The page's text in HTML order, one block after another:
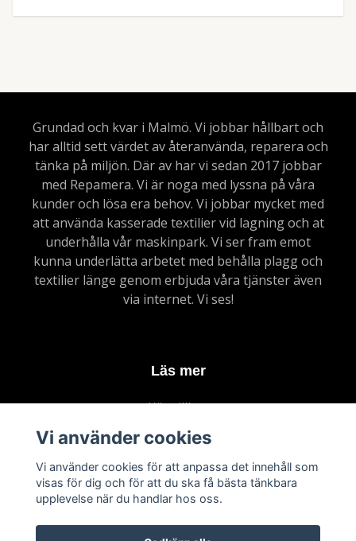
Grundad och kvar i Malmö. Vi jobbar hållbart och
har alltid sett värdet av återanvända, reparera och
tänka på miljön. Där av har vi sedan 2017 jobbar
med Repamera. Vi är noga med lyssna på våra
kunder och lösa era behov. Vi jobbar mycket med
att använda kasserade textilier vid lagning och at
underhålla vår maskinpark. Vi ser fram emot
kunna underlätta arbetet med behålla plagg och
textilier länge genom erbjuda våra tjänster även
via internet. Vi ses!
Läs mer
Köpvillkor
Kontakt
Vanliga frågor
Om upphämntning
Vi använder cookies
Vi använder cookies för att anpassa det innehåll som
visas för dig och för att du ska få bästa tänkbara
upplevelse när du handlar hos oss.